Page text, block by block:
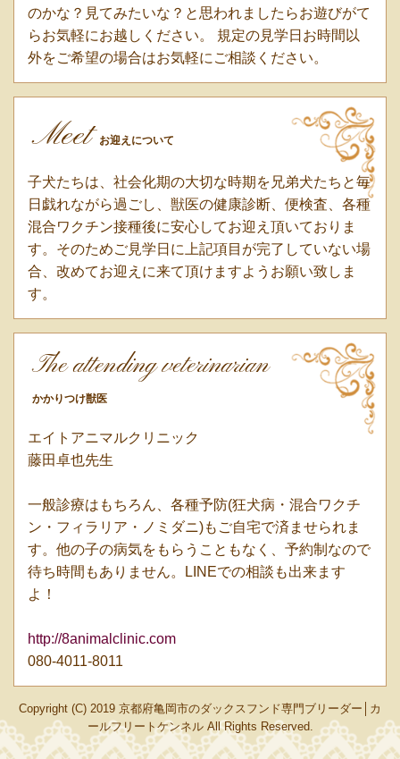
のかな？見てみたいな？と思われましたらお遊びがて
らお気軽にお越しください。 規定の見学日お時間以
外をご希望の場合はお気軽にご相談ください。
Meet お迎えについて
子犬たちは、社会化期の大切な時期を兄弟犬たちと毎
日戯れながら過ごし、獣医の健康診断、便検査、各種
混合ワクチン接種後に安心してお迎え頂いておりま
す。そのためご見学日に上記項目が完了していない場
合、改めてお迎えに来て頂けますようお願い致しま
す。
The attending veterinarian
かかりつけ獣医
エイトアニマルクリニック
藤田卓也先生
一般診療はもちろん、各種予防(狂犬病・混合ワクチ
ン・フィラリア・ノミダニ)もご自宅で済ませられま
す。他の子の病気をもらうこともなく、予約制なので
待ち時間もありません。LINEでの相談も出来ます
よ！
http://8animalclinic.com
080-4011-8011
Copyright (C) 2019 京都府亀岡市のダックスフンド専門ブリーダー│カ
ールフリートケンネル All Rights Reserved.